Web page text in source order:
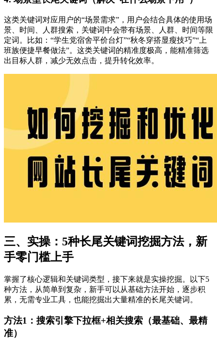
这类关键词对应用户的“场景需求”，用户会结合具体的使用场
景、时间、人群搜索，关键词中会带有场景、人群、时间等限
定词。比如：“学生党宿舍平价台灯”“秋冬穿搭显瘦技巧”“上
班族便捷早餐做法”。这类关键词的精准度极高，能精准筛选
出目标人群，减少无效点击，提升转化效率。
三、实操：5种长尾关键词挖掘方法，新
手零门槛上手
掌握了核心逻辑和关键词类型，接下来就是实操挖掘。以下5
种方法，从简单到复杂，新手可以从基础方法开始，逐步积
累，无需专业工具，也能挖掘出大量精准的长尾关键词。
方法1：搜索引擎下拉框+相关搜索（最基础、最精
准）